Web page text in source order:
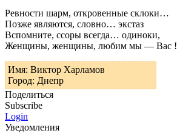
Ревности шарм, откровенные склоки…
Позже являются, словно… экстаз
Вспомните, ссоры всегда… одиноки,
Женщины, женщины, любим мы — Вас !
Имя: Виктор Харламов
Город: Днепр
Поделиться
Subscribe
Login
Уведомления